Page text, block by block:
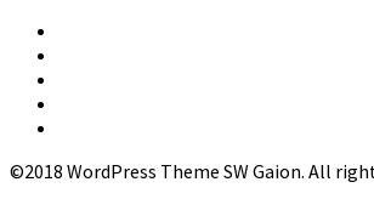
©2018 WordPress Theme SW Gaion. All